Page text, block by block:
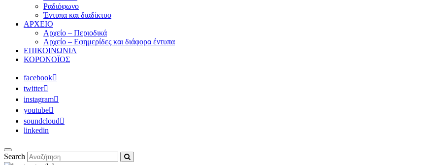
Ραδιόφωνο
Έντυπα και διαδίκτυο
ΑΡΧΕΙΟ
Αρχείο – Περιοδικά
Αρχείο – Εφημερίδες και διάφορα έντυπα
ΕΠΙΚΟΙΝΩΝΙΑ
ΚΟΡΟΝΟΪΟΣ
facebook
twitter
instagram
youtube
soundcloud
linkedin
Search